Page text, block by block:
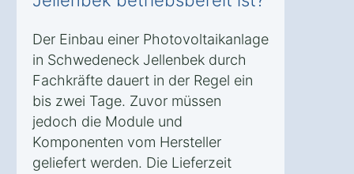
Der Einbau einer Photovoltaikanlage
in Schwedeneck Jellenbek durch
Fachkräfte dauert in der Regel ein
bis zwei Tage. Zuvor müssen
jedoch die Module und
Komponenten vom Hersteller
geliefert werden. Die Lieferzeit